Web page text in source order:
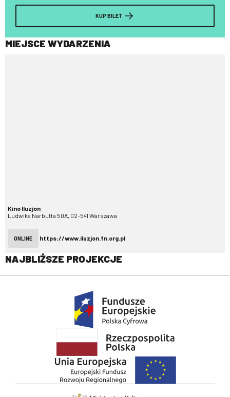
KUP BILET
MIEJSCE WYDARZENIA
Kino Iluzjon
Ludwika Narbutta 50A, 02-541 Warszawa
ONLINE https://www.iluzjon.fn.org.pl
NAJBLIŻSZE PROJEKCJE